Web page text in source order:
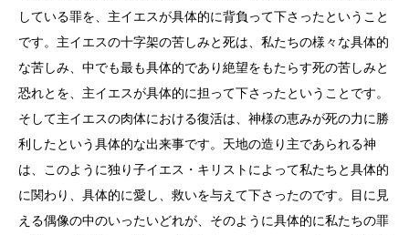
している罪を、主イエスが具体的に背負って下さったということ
です。主イエスの十字架の苦しみと死は、私たちの様々な具体的
な苦しみ、中でも最も具体的であり絶望をもたらす死の苦しみと
恐れとを、主イエスが具体的に担って下さったということです。
そして主イエスの肉体における復活は、神様の恵みが死の力に勝
利したという具体的な出来事です。天地の造り主であられる神
は、このように独り子イエス・キリストによって私たちと具体的
に関わり、具体的に愛し、救いを与えて下さったのです。目に見
える偶像の中のいったいどれが、そのように具体的に私たちの罪